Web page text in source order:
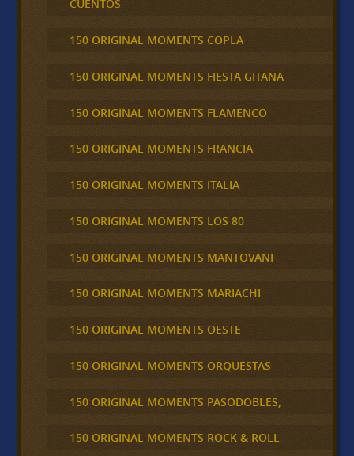
CUENTOS
150 ORIGINAL MOMENTS COPLA
150 ORIGINAL MOMENTS FIESTA GITANA
150 ORIGINAL MOMENTS FLAMENCO
150 ORIGINAL MOMENTS FRANCIA
150 ORIGINAL MOMENTS ITALIA
150 ORIGINAL MOMENTS LOS 80
150 ORIGINAL MOMENTS MANTOVANI
150 ORIGINAL MOMENTS MARIACHI
150 ORIGINAL MOMENTS OESTE
150 ORIGINAL MOMENTS ORQUESTAS
150 ORIGINAL MOMENTS PASODOBLES,
150 ORIGINAL MOMENTS ROCK & ROLL